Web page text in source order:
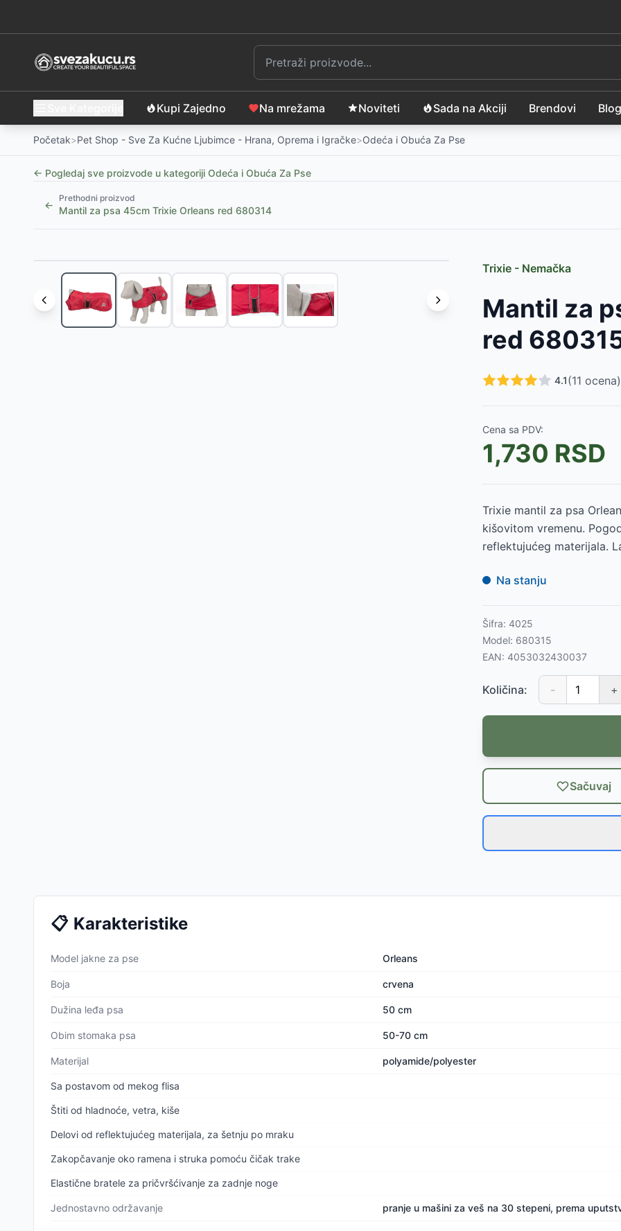
Kupi Zajedno Na mrežama Noviteti Sada na Akciji Brendovi Blog
Početak>Pet Shop - Sve Za Kućne Ljubimce - Hrana, Oprema i Igračke>Odeća i Obuća Za Pse
← Pogledaj sve proizvode u kategoriji Odeća i Obuća Za Pse
←
Prethodni proizvod
Mantil za psa 45cm Trixie Orleans red 680314
Pet Line Odelo za pse Basic Orange veličina XS -1435
Pet Line Odelo za pse Basic Green veličina XS- 1435RSD
Pet Line Odelo za pse Basic Green veličina S
- 1435RSD
Trixie - Nemačka
Mantil za
red
4.1(11 ocena)
Cena sa PDV:
1,730 RSD
Trixie mantil za psa
kišovitom vremenu.
reflektujućeg materijala.
Na stanju
Šifra: 4025
Model: 680315
EAN: 4053032430037
Količina: - +
Sačuvaj
📋 Karakteristike
Model jakne za pse Orleans
Boja crvena
Dužina leđa psa 50 cm
Obim stomaka psa 50-70 cm
Materijal polyamide/polyester
Sa postavom od mekog flisa
Štiti od hladnoće, vetra, kiše
Delovi od reflektujućeg materijala, za šetnju po mraku
Zakopčavanje oko ramena i struka pomoću čičak trake
Elastične bratele za pričvršćivanje za zadnje noge
Jednostavno održavanje pranje u mašini za veš na 30 stepeni, prema